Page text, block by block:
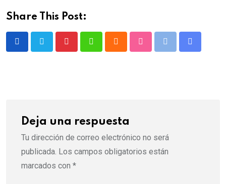
Share This Post:
Deja una respuesta
Tu dirección de correo electrónico no será
publicada. Los campos obligatorios están
marcados con *